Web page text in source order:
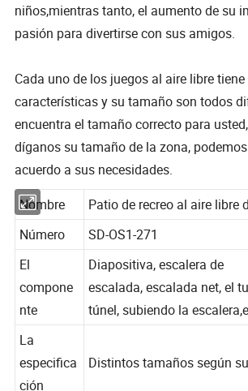
niños,mientras tanto, el aumento de su
pasión para divertirse con sus amigos.
Cada uno de los juegos al aire libre
características y su tamaño son todos
encuentra el tamaño correcto para
díganos su tamaño de la zona,
acuerdo a sus necesidades.
Nombre Patio de recreo al aire
Número
SD-OS1-271
El
compone
nte
Diapositiva, escalera de
escalada, escalada net, el
túnel, subiendo la
La
especifica